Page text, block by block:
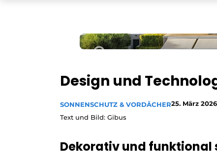
Design und
SONNENSCHUTZ & VORDÄCHER25. März 2026
Text und Bild: Gibus
Dekorativ und funktional